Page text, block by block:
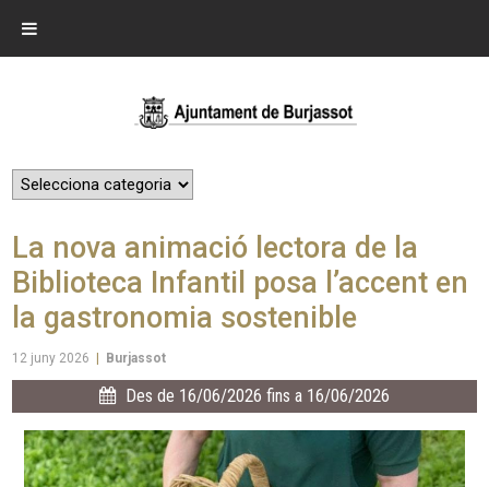
La nova animació lectora de la
Biblioteca Infantil posa l’accent en
la gastronomia sostenible
12 juny 2026 Burjassot
Des de 16/06/2026 fins a 16/06/2026